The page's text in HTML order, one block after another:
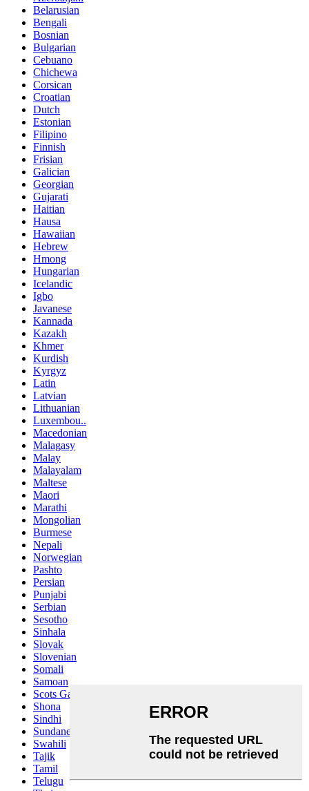
Belarusian
Bengali
Bosnian
Bulgarian
Cebuano
Chichewa
Corsican
Croatian
Dutch
Estonian
Filipino
Finnish
Frisian
Galician
Georgian
Gujarati
Haitian
Hausa
Hawaiian
Hebrew
Hmong
Hungarian
Icelandic
Igbo
Javanese
Kannada
Kazakh
Khmer
Kurdish
Kyrgyz
Latin
Latvian
Lithuanian
Luxembou..
Macedonian
Malagasy
Malay
Malayalam
Maltese
Maori
Marathi
Mongolian
Burmese
Nepali
Norwegian
Pashto
Persian
Punjabi
Serbian
Sesotho
Sinhala
Slovak
Slovenian
Somali
Samoan
Scots Gaelic
Shona
Sindhi
Sundanese
Swahili
Tajik
Tamil
Telugu